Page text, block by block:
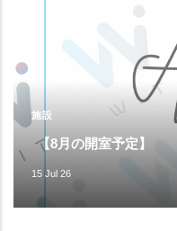
施設
【8月の開室予定】
15 Jul 26